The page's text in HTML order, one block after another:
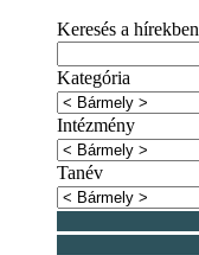
Keresés a hírekben
Kategória
Intézmény
Tanév